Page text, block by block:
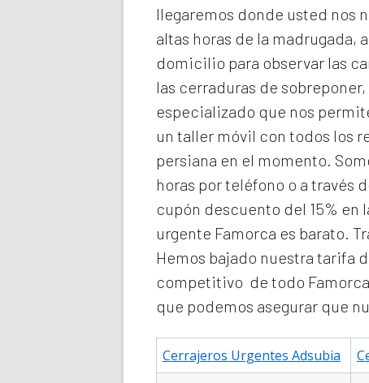
llegaremos donde usted nos
altas horas de la madrugada,
domicilio para observar las
las cerraduras de
especializado que nos
un taller móvil con todos los
persiana en el momento.
horas por teléfono o a través
cupón descuento del 15% en
urgente Famorca es barato.
Hemos bajado nuestra tarifa
competitivo de todo
que podemos asegurar que
Cerrajeros Urgentes Adsubia